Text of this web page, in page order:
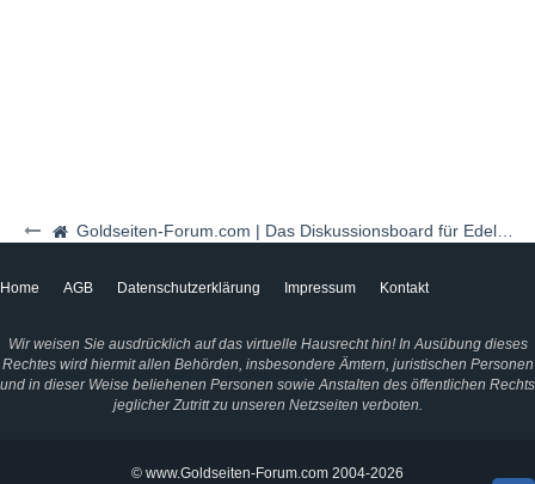
Goldseiten-Forum.com | Das Diskussionsboard für Edelmetalle & Rohstoffe
Home AGB Datenschutzerklärung Impressum Kontakt
Wir weisen Sie ausdrücklich auf das virtuelle Hausrecht hin! In Ausübung dieses
Rechtes wird hiermit allen Behörden, insbesondere Ämtern, juristischen Personen
und in dieser Weise beliehenen Personen sowie Anstalten des öffentlichen Rechts
jeglicher Zutritt zu unseren Netzseiten verboten.
© www.Goldseiten-Forum.com 2004-2026